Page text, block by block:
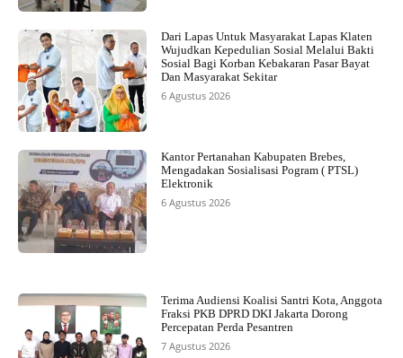
Dari Lapas Untuk Masyarakat Lapas Klaten
Wujudkan Kepedulian Sosial Melalui Bakti
Sosial Bagi Korban Kebakaran Pasar Bayat
Dan Masyarakat Sekitar
6 Agustus 2026
Kantor Pertanahan Kabupaten Brebes,
Mengadakan Sosialisasi Pogram ( PTSL)
Elektronik
6 Agustus 2026
Terima Audiensi Koalisi Santri Kota, Anggota
Fraksi PKB DPRD DKI Jakarta Dorong
Percepatan Perda Pesantren
7 Agustus 2026